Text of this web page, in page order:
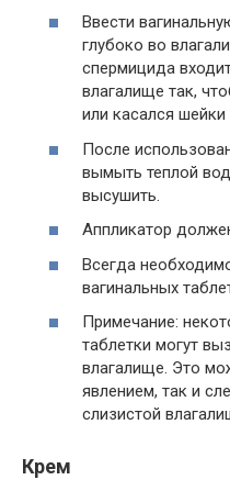
Ввести
глубоко во
спермицида
влагалище так,
или касался шейки
После
вымыть теплой
высушить.
Аппликатор
Всегда
вагинальных
Примечание:
таблетки могут
влагалище. Это
явлением, так и
слизистой
Крем